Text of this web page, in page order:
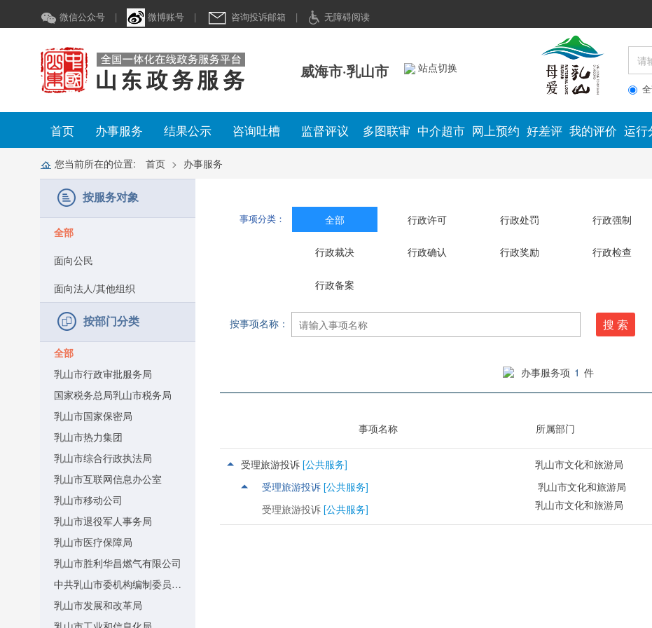
微信公众号 | 微博账号 | 咨询投诉邮箱 | 无障碍阅读
威海市·乳山市 站点切换
首页 办事服务 结果公示 咨询吐槽 监督评议 多图联审 中介超市 网上预约 好差评 我的评价 运行
您当前所在的位置: 首页 办事服务
按服务对象
全部
面向公民
面向法人/其他组织
按部门分类
全部
乳山市行政审批服务局
国家税务总局乳山市税务局
乳山市国家保密局
乳山市热力集团
乳山市综合行政执法局
乳山市互联网信息办公室
乳山市移动公司
乳山市退役军人事务局
乳山市医疗保障局
乳山市胜利华昌燃气有限公司
中共乳山市委机构编制委员会办公室
乳山市发展和改革局
事项分类： 全部 行政许可 行政处罚 行政强制
行政裁决 行政确认 行政奖励 行政检查
行政备案
按事项名称： 搜 索
办事服务项 1 件
事项名称 所属部门
受理旅游投诉 [公共服务]
乳山市文化和旅游局
受理旅游投诉 [公共服务]
乳山市文化和旅游局
受理旅游投诉 [公共服务] 乳山市文化和旅游局